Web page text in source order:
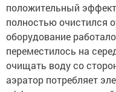
положительный
полностью очистился
оборудование
переместилось на
очищать воду со
аэратор потребляет